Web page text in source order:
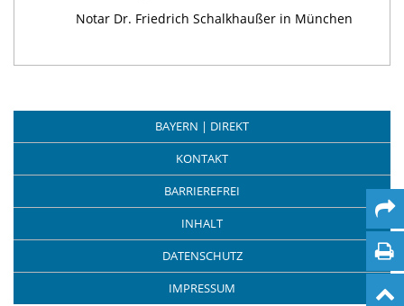
Notar Dr. Friedrich Schalkhaußer in München
BAYERN | DIREKT
KONTAKT
BARRIEREFREI
INHALT
DATENSCHUTZ
IMPRESSUM